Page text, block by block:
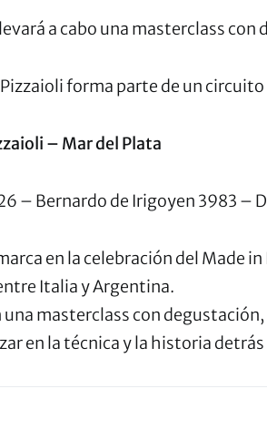
a cabo una masterclass
Pizzaioli forma parte de un
– Mar del Plata
– Bernardo de Irigoyen 3983 –
en la celebración del Made
Italia y Argentina.
una masterclass con
en la técnica y la historia detrás